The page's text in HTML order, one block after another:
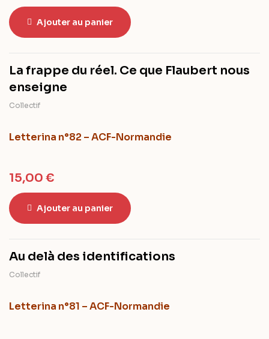
Ajouter au panier
La frappe du réel. Ce que Flaubert nous
enseigne
Collectif
Letterina n°82 – ACF-Normandie
15,00 €
Ajouter au panier
Au delà des identifications
Collectif
Letterina n°81 – ACF-Normandie